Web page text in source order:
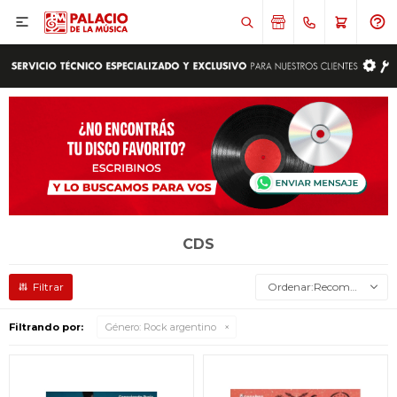

CDS
Recomendados
Filtrando por: Género: Rock argentino